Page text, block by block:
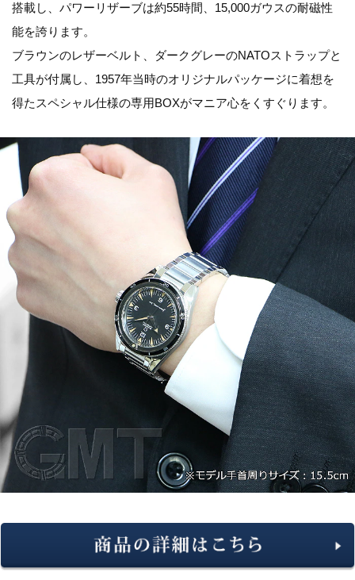
搭載し、パワーリザーブは約55時間、15,000ガウスの耐磁性
能を誇ります。
ブラウンのレザーベルト、ダークグレーのNATOストラップと
工具が付属し、1957年当時のオリジナルパッケージに着想を
得たスペシャル仕様の専用BOXがマニア心をくすぐります。